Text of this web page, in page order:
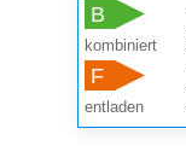
B
kombiniert
F
entladen